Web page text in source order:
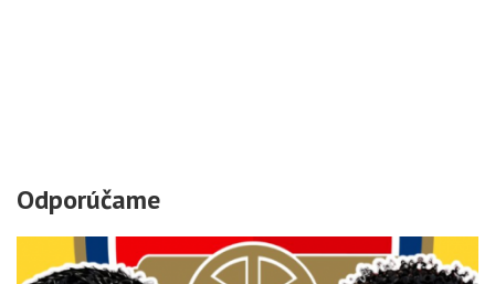
Odporúčame